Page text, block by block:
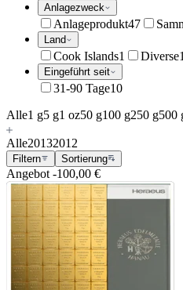
Anlagezweck
Anlageprodukt47
Land
Cook Islands1 Diverse
Eingeführt seit
31-90 Tage10
Alle1 g5 g1 oz50 g100 g250 g500
Alle20132012
Filtern Sortierung
Angebot -100,00 €